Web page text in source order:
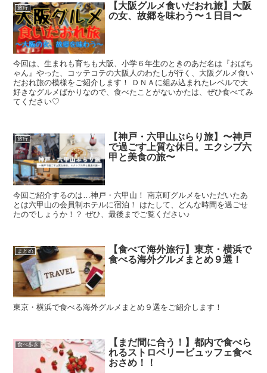
旅行
【大阪グルメ食いだおれ旅】大阪
の女、故郷を味わう〜１日目〜
今回は、生まれも育ちも大阪、小学６年生のときのあだ名は『おばち
ゃん』やった、コッテコテの大阪人のわたしが行く、大阪グルメ食い
だおれ旅の模様をご紹介します！ ＤＮＡに組み込まれたレベルで大
好きなグルメばかりなので、食べたことがないかたは、ぜひ食べてみ
てください♡
旅行
【神戸・六甲山ぶらり旅】〜神戸
で過ごす上質な休日。エクシブ六
甲と美食の旅〜
今回ご紹介するのは…神戸・六甲山！ 南京町グルメをいただいたあ
とは六甲山の会員制ホテルに宿泊！ はたして、どんな時間を過ごせ
たのでしょうか！？ ぜひ、最後までご覧ください♪
まとめ
【食べて海外旅行】東京・横浜で
食べる海外グルメまとめ９選！
東京・横浜で食べる海外グルメまとめ９選をご紹介します！
食べ歩き
【まだ間に合う！】都内で食べら
れるストロベリービュッフェ食べ
おさめ！！